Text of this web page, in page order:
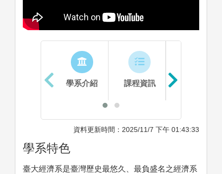
學系介紹 課程資訊
資料更新時間：2025/11/7 下午 01:43:33
學系特色
臺大經濟系是臺灣歷史最悠久、最負盛名之經濟系